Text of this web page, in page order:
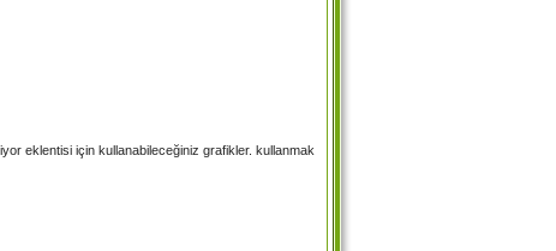
eklentisi için kullanabileceğiniz grafikler. kullanmak